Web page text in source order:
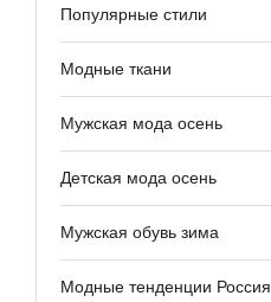
Популярные стили
Модные ткани
Мужская мода осень
Детская мода осень
Мужская обувь зима
Модные тенденции Россия